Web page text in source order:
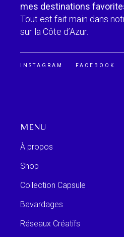
mes destinations
Tout est fait main dans
sur la Côte d’Azur.
INSTAGRAM FACEBOOK
MENU
À propos
Shop
Collection Capsule
Bavardages
Réseaux Créatifs